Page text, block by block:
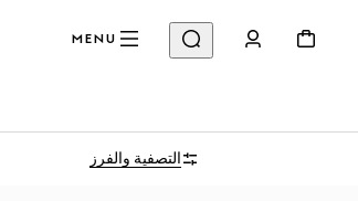
MENU
التصفية والفرز